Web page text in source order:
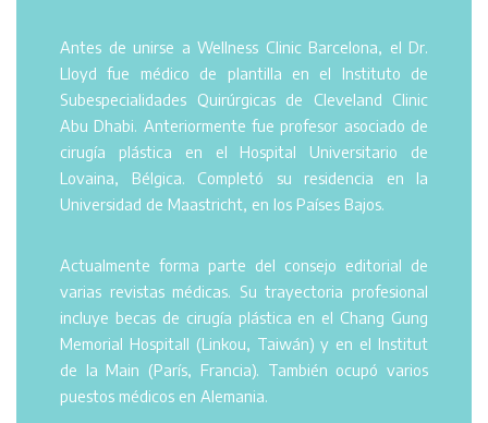
Antes de unirse a Wellness Clinic Barcelona, el Dr.
Lloyd fue médico de plantilla en el Instituto de
Subespecialidades Quirúrgicas de Cleveland Clinic
Abu Dhabi. Anteriormente fue profesor asociado de
cirugía plástica en el Hospital Universitario de
Lovaina, Bélgica. Completó su residencia en la
Universidad de Maastricht, en los Países Bajos.
Actualmente forma parte del consejo editorial de
varias revistas médicas. Su trayectoria profesional
incluye becas de cirugía plástica en el Chang Gung
Memorial Hospitall (Linkou, Taiwán) y en el Institut
de la Main (París, Francia). También ocupó varios
puestos médicos en Alemania.